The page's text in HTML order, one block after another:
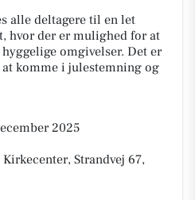
alle deltagere til en let
hvor der er mulighed for at
omgivelser. Det er
komme i julestemning og
2025
Strandvej 67,